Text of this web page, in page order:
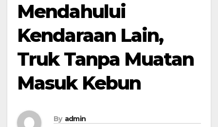
Mendahului
Kendaraan Lain,
Truk Tanpa Muatan
Masuk Kebun
By admin